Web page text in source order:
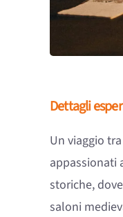
Dettagli
Un viaggio
appassionati
storiche,
saloni